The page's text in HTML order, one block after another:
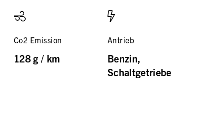
Co2 Emission
128 g / km
Antrieb
Benzin,
Schaltgetriebe